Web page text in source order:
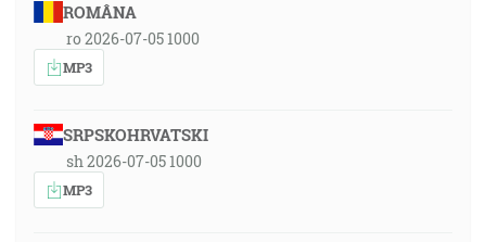
ROMÂNA
ro 2026-07-05 1000
MP3
SRPSKOHRVATSKI
sh 2026-07-05 1000
MP3